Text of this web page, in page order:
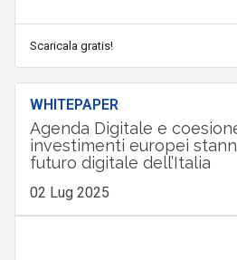
Scaricala gratis!
WHITEPAPER
Agenda Digitale e
investimenti europei
futuro digitale dell’Italia
02 Lug 2025